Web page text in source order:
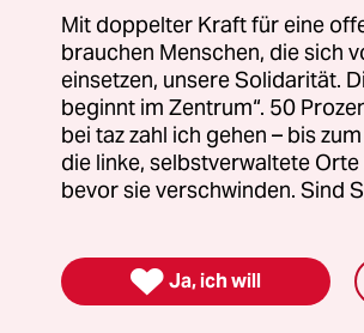
Forschung
dem Generaldirektor der
und Gärten, unterschrieben
des Kulturausschusses im
und Gruppierungen, die
des Nationalsozialismus zu
Mit doppelter Kraft für eine
brauchen Menschen, die sich
einsetzen, unsere Solidarität.
beginnt im Zentrum“. 50
bei taz zahl ich gehen – bis
die linke, selbstverwaltete
bevor sie verschwinden. Sind
 Ja, ich will